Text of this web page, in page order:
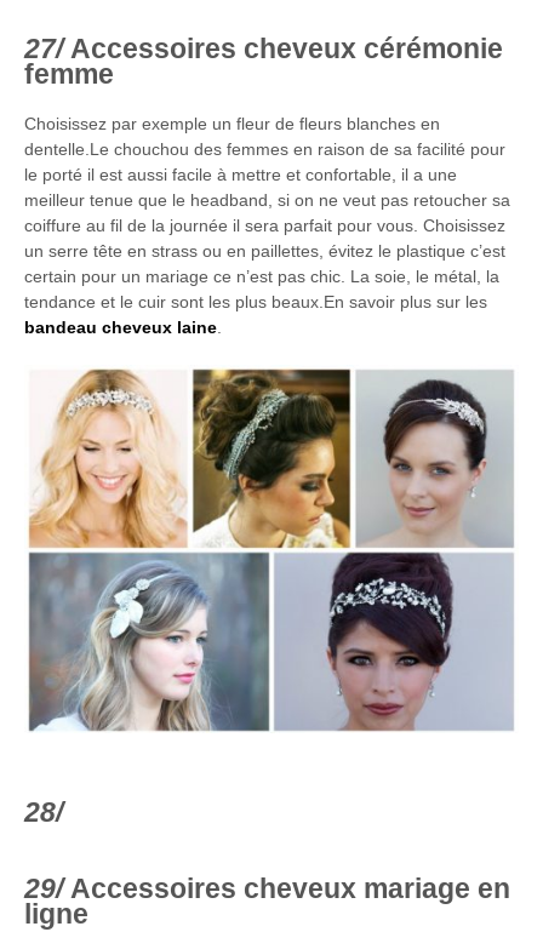
Accessoires cheveux cérémonie
femme
Choisissez par exemple un fleur de fleurs blanches en
dentelle.Le chouchou des femmes en raison de sa facilité pour
le porté il est aussi facile à mettre et confortable, il a une
meilleur tenue que le headband, si on ne veut pas retoucher sa
coiffure au fil de la journée il sera parfait pour vous. Choisissez
un serre tête en strass ou en paillettes, évitez le plastique c’est
certain pour un mariage ce n’est pas chic. La soie, le métal, la
tendance et le cuir sont les plus beaux.En savoir plus sur les
bandeau cheveux laine
Accessoires cheveux mariage en
ligne